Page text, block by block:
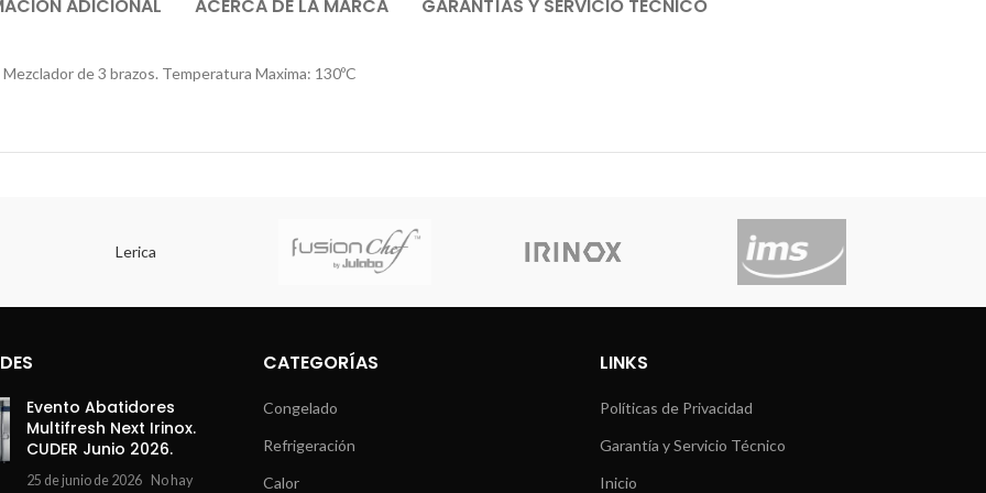
ADICIONAL ACERCA DE LA MARCA GARANTÍAS Y SERVICIO TÉCNICO
de 3 brazos. Temperatura Maxima: 130ºC
Lerica
Evento Abatidores
Multifresh Next Irinox.
CUDER Junio 2026.
25 de junio de 2026 No hay
CATEGORÍAS
Congelado
Refrigeración
Calor
LINKS
Políticas de Privacidad
Garantía y Servicio Técnico
Inicio